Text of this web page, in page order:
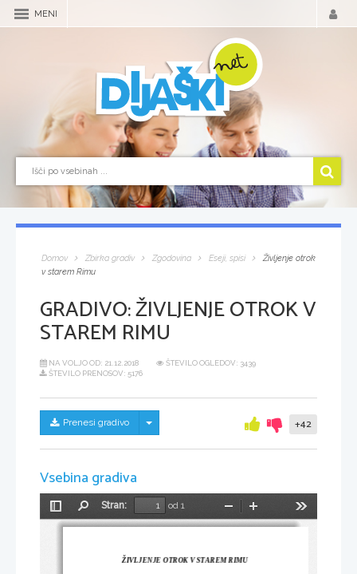
MENI
Domov Zbirka gradiv Zgodovina Eseji, spisi
Življenje otrok
v starem Rimu
GRADIVO:ŽIVLJENJE OTROK V
STAREM RIMU
NA VOLJO OD: 21.12.2018
ŠTEVILO OGLEDOV: 3439
ŠTEVILO PRENOSOV: 5176
Prenesi gradivo Skrij/prikaži meni +42
Vsebina gradiva
Preklopi
stransko
Stran:
od 1
Pomanjšaj
ŽIVLJENJE OTROK V STAREM RIMU